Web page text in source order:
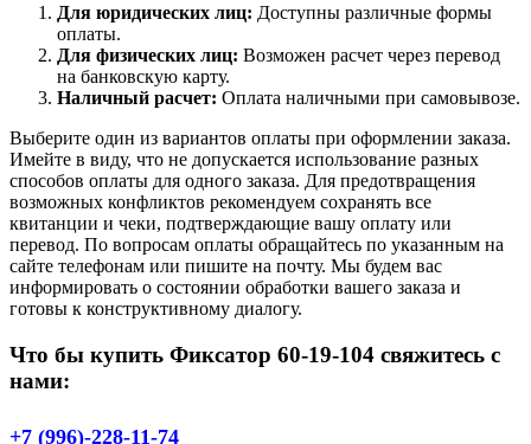
Для юридических лиц: Доступны различные формы
оплаты.
Для физических лиц: Возможен расчет через перевод
на банковскую карту.
Наличный расчет: Оплата наличными при самовывозе.
Выберите один из вариантов оплаты при оформлении заказа.
Имейте в виду, что не допускается использование разных
способов оплаты для одного заказа. Для предотвращения
возможных конфликтов рекомендуем сохранять все
квитанции и чеки, подтверждающие вашу оплату или
перевод. По вопросам оплаты обращайтесь по указанным на
сайте телефонам или пишите на почту. Мы будем вас
информировать о состоянии обработки вашего заказа и
готовы к конструктивному диалогу.
Что бы купить Фиксатор 60-19-104 свяжитесь с
нами:
+7 (996)-228-11-74